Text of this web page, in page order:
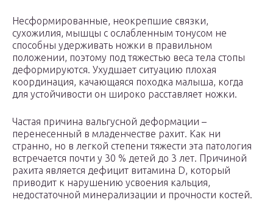
Несформированные, неокрепшие связки,
сухожилия, мышцы с ослабленным тонусом не
способны удерживать ножки в правильном
положении, поэтому под тяжестью веса тела стопы
деформируются. Ухудшает ситуацию плохая
координация, качающаяся походка малыша, когда
для устойчивости он широко расставляет ножки.
Частая причина вальгусной деформации –
перенесенный в младенчестве рахит. Как ни
странно, но в легкой степени тяжести эта патология
встречается почти у 30 % детей до 3 лет. Причиной
рахита является дефицит витамина D, который
приводит к нарушению усвоения кальция,
недостаточной минерализации и прочности костей.